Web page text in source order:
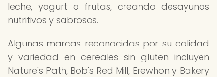
leche, yogurt o frutas, creando desayunos
nutritivos y sabrosos.
Algunas marcas reconocidas por su calidad
y variedad en cereales sin gluten incluyen
Nature's Path, Bob's Red Mill, Erewhon y Bakery